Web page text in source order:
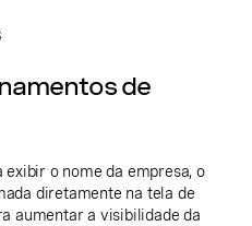
de
o nome da empresa, o
diretamente na tela de
aumentar a visibilidade da